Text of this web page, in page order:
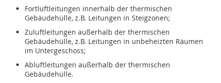
Fortluftleitungen innerhalb der thermischen
Gebäudehülle, z.B. Leitungen in Steigzonen;
Zuluftleitungen außerhalb der thermischen
Gebäudehülle, z.B. Leitungen in unbeheizten Räumen
im Untergeschoss;
Abluftleitungen außerhalb der thermischen
Gebäudehülle.